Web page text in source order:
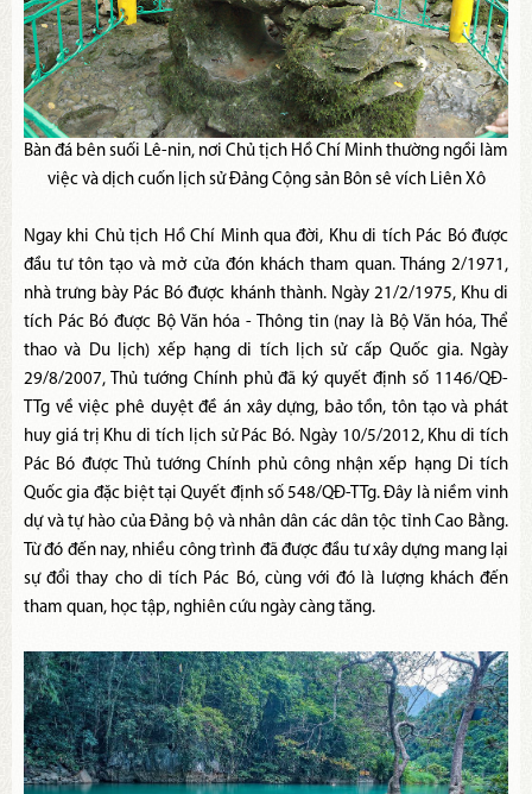
Bàn đá bên suối Lê-nin, nơi Chủ tịch Hồ Chí Minh thường ngồi làm
việc và dịch cuốn lịch sử Đảng Cộng sản Bôn sê vích Liên Xô
Ngay khi Chủ tịch Hồ Chí Minh qua đời, Khu di tích Pác Bó được
đầu tư tôn tạo và mở cửa đón khách tham quan. Tháng 2/1971,
nhà trưng bày Pác Bó được khánh thành. Ngày 21/2/1975, Khu di
tích Pác Bó được Bộ Văn hóa - Thông tin (nay là Bộ Văn hóa, Thể
thao và Du lịch) xếp hạng di tích lịch sử cấp Quốc gia. Ngày
29/8/2007, Thủ tướng Chính phủ đã ký quyết định số 1146/QĐ-
TTg về việc phê duyệt đề án xây dựng, bảo tồn, tôn tạo và phát
huy giá trị Khu di tích lịch sử Pác Bó. Ngày 10/5/2012, Khu di tích
Pác Bó được Thủ tướng Chính phủ công nhận xếp hạng Di tích
Quốc gia đặc biệt tại Quyết định số 548/QĐ-TTg. Đây là niềm vinh
dự và tự hào của Đảng bộ và nhân dân các dân tộc tỉnh Cao Bằng.
Từ đó đến nay, nhiều công trình đã được đầu tư xây dựng mang lại
sự đổi thay cho di tích Pác Bó, cùng với đó là lượng khách đến
tham quan, học tập, nghiên cứu ngày càng tăng.